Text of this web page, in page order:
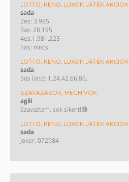
LOTTÓ, KENO, LUXOR JÁTÉK AKCIÓK
sada
2es: 3.995
3as: 28.195
4es:1.981.225
5ös: nincs
LOTTÓ, KENO, LUXOR JÁTÉK AKCIÓK
sada
5ös lottó: 1,24,42,66,86,
SZAVAZÁSOK, MEGHÍVÓK
agili
Szavaztam, sok sikert!😄
LOTTÓ, KENO, LUXOR JÁTÉK AKCIÓK
sada
Joker: 072984